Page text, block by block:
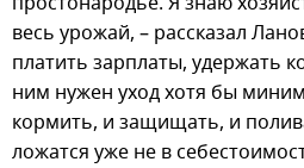
весь урожай, – рассказал
платить зарплаты, удержать
ним нужен уход хотя бы
кормить, и защищать, и
ложатся уже не в